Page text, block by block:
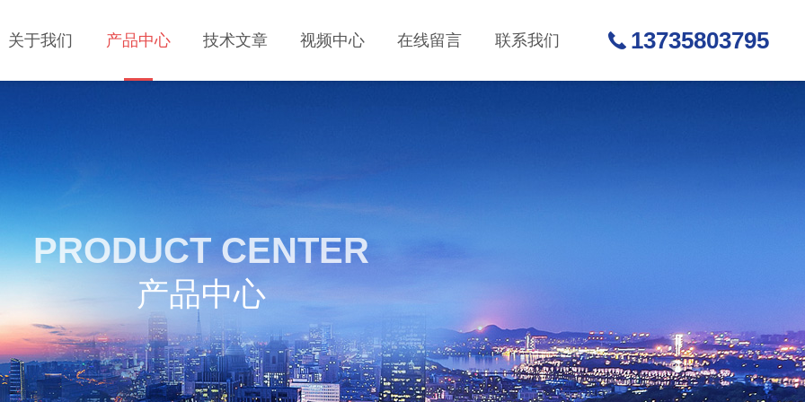
关于我们 产品中心 技术文章 视频中心 在线留言 联系我们 13735803795
PRODUCT CENTER
产品中心